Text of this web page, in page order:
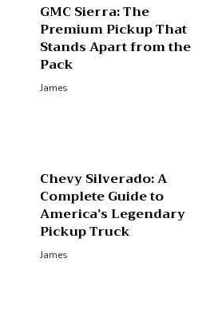
GMC Sierra: The
Premium Pickup That
Stands Apart from the
Pack
James
Chevy Silverado: A
Complete Guide to
America’s Legendary
Pickup Truck
James